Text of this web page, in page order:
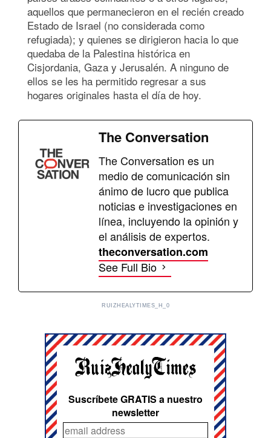
aquellos que permanecieron en el recién creado
Estado de Israel (no considerada como
refugiada); y quienes se dirigieron hacia lo que
quedaba de la Palestina histórica en
Cisjordania, Gaza y Jerusalén. A ninguno de
ellos se les ha permitido regresar a sus
hogares originales hasta el día de hoy.
The Conversation
The Conversation es un
medio de comunicación sin
ánimo de lucro que publica
noticias e investigaciones en
línea, incluyendo la opinión y
el análisis de expertos.
theconversation.com
See Full Bio
RUIZHEALYTIMES_H_0
Suscríbete GRATIS a nuestro
newsletter